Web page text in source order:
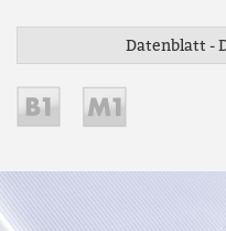
Datenblatt -